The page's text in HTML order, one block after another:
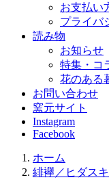
お支払い
プライバ
読み物
お知らせ
特集・コ
花のある
お問い合わせ
窯元サイト
Instagram
Facebook
ホーム
緋襷／ヒダスキ